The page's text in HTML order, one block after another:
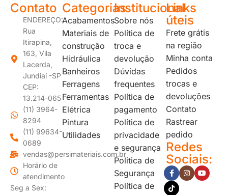
Contato
ENDEREÇO:
Rua
Itirapina,
163, Vila
Lacerda,
Jundiaí -SP
CEP:
13.214-065
(11) 3964-
8294
(11) 99634-
0689
vendas@persimateriais.com.br
Horário de
atendimento
Seg a Sex:
Categorias
Acabamentos
Materiais de
construção
Hidráulica
Banheiros
Ferragens
Ferramentas
Elétrica
Pintura
Utilidades
Institucional
Sobre nós
Política de
troca e
devolução
Dúvidas
frequentes
Política de
pagamento
Política de
privacidade
e segurança
Politica de
Segurança
Política de
Links
úteis
Frete grátis
na região
Minha conta
Pedidos
trocas e
devoluções
Contato
Rastrear
pedido
Redes
Sociais: